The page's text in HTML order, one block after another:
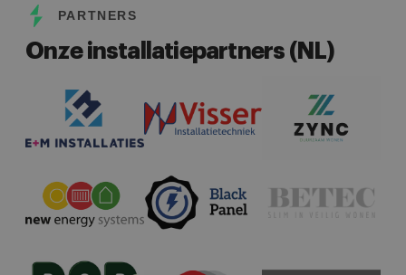
PARTNERS
Onze installatiepartners (NL)